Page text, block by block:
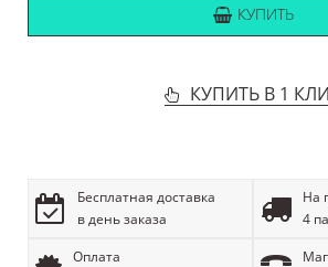
КУПИТЬ
КУПИТЬ В 1
Бесплатная доставка
в день заказа
На
4
Оплата